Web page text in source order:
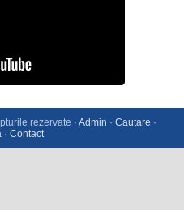
rezervate · Admin · Cautare ·
· Contact